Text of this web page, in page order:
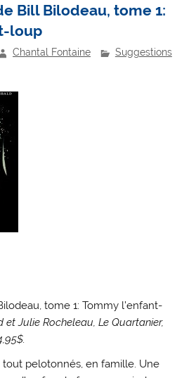
Bill Bilodeau, tome 1:
loup
Chantal Fontaine
Suggestions
tome 1: Tommy l’enfant-
Julie Rocheleau, Le Quartanier,
tout pelotonnés, en famille. Une